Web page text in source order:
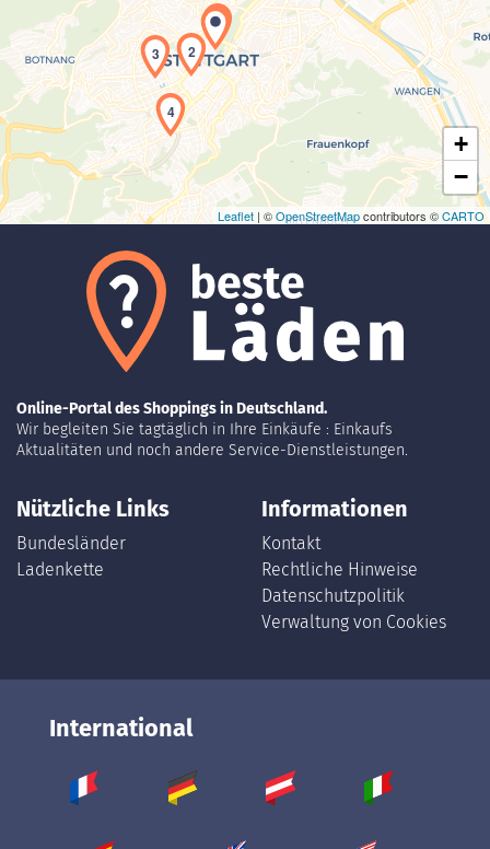
Laden der Karte...
1
2
3
4
+
−
Leaflet | ©OpenStreetMapcontributors ©CARTO
Online-Portal des Shoppings in Deutschland.
Wir begleiten Sie tagtäglich in Ihre Einkäufe : Einkaufs
Aktualitäten und noch andere Service-Dienstleistungen.
Nützliche Links
Bundesländer
Ladenkette
Informationen
Kontakt
Rechtliche Hinweise
Datenschutzpolitik
Verwaltung von Cookies
International